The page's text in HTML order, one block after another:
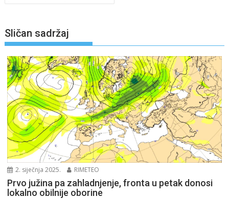
Sličan sadržaj
2. siječnja 2025. RIMETEO
Prvo južina pa zahladnjenje, fronta u petak donosi
lokalno obilnije oborine